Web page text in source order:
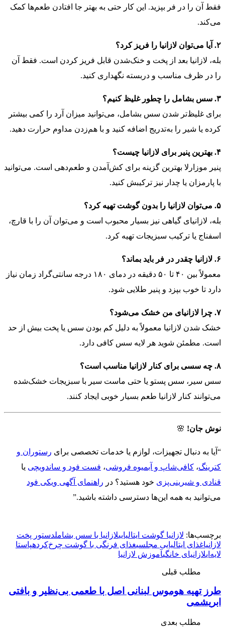
فقط آن را در فر بپزید. این کار حتی به بهتر جا افتادن طعم‌ها کمک
می‌کند.
۲. آیا می‌توان لازانیا را فریز کرد؟
بله، لازانیا بعد از پخت و خنک‌شدن قابل فریز کردن است. فقط آن
را در ظرف مناسب و دربسته نگهداری کنید.
۳. سس بشامل را چطور غلیظ کنیم؟
برای غلیظ‌تر شدن سس بشامل، می‌توانید میزان آرد را کمی بیشتر
کرده یا شیر را به‌تدریج اضافه کنید و با هم‌زدن مداوم حرارت دهید.
۴. بهترین پنیر برای لازانیا چیست؟
پنیر موزارلا بهترین گزینه برای کش‌آمدن و طعم‌دهی است. می‌توانید
با پارمزان یا چدار نیز ترکیبش کنید.
۵. می‌توان لازانیا را بدون گوشت تهیه کرد؟
بله، لازانیای گیاهی نیز بسیار محبوب است و می‌توان آن را با قارچ،
اسفناج یا ترکیب سبزیجات تهیه کرد.
۶. لازانیا چقدر در فر باید بماند؟
معمولاً بین ۴۰ تا ۵۰ دقیقه در دمای ۱۸۰ درجه سانتی‌گراد زمان نیاز
دارد تا خوب بپزد و پنیر طلایی شود.
۷. چرا لازانیای من خشک می‌شود؟
خشک شدن لازانیا معمولاً به دلیل کم بودن سس یا پخت بیش از حد
است. مطمئن شوید هر لایه سس کافی دارد.
۸. چه سسی برای کنار لازانیا مناسب است؟
سس سیر، سس پستو یا حتی ماست سیر با سبزیجات خشک‌شده
می‌توانند کنار لازانیا طعم بسیار خوبی ایجاد کنند.
نوش جان! 🌸
“آیا به دنبال تجهیزات، لوازم یا خدمات تخصصی برای رستوران و
کترینگ، کافی‌شاپ و آبمیوه فروشی، فست فود و ساندویچی یا
قنادی و شیرینی‌پزی خود هستید؟ در راهنمای آگهی ویکی فود
می‌توانید به همه این‌ها دسترسی داشته باشید.”
برچسب‌ها: لازانیا گوشت ایتالیاییلازانیا با سس بشاملدستور پخت
لازانیاغذای ایتالیایی مجلسیغذای فرنگی با گوشت چرخ‌کردهپاستا
لایه‌ایلازانیای خانگیآموزش لازانیا
مطلب قبلی
طرز تهیه هوموس لبنانی اصل با طعمی بی‌نظیر و بافتی
ابریشمی
مطلب بعدی